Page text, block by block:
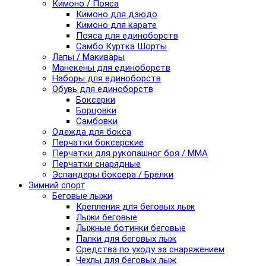
Кимоно / Пояса
Кимоно для дзюдо
Кимоно для карате
Пояса для единоборств
Самбо Куртка Шорты
Лапы / Макивары
Манекены для единоборств
Наборы для единоборств
Обувь для единоборств
Боксерки
Борцовки
Самбовки
Одежда для бокса
Перчатки боксерские
Перчатки для рукопашног боя / ММА
Перчатки снарядные
Эспандеры боксера / Брелки
Зимний спорт
Беговые лыжи
Крепления для беговых лыж
Лыжи беговые
Лыжные ботинки беговые
Палки для беговых лыж
Средства по уходу за снаряжением
Чехлы для беговых лыж